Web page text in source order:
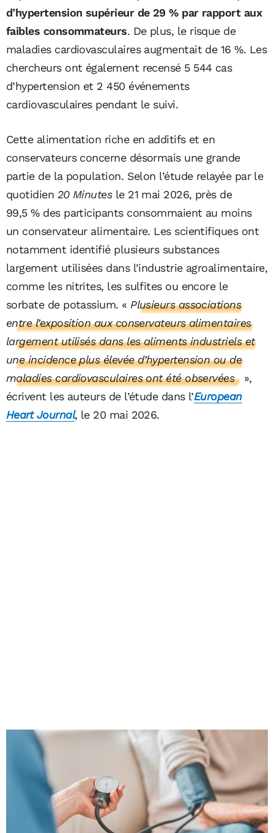
d’hypertension supérieur de 29 % par rapport aux
faibles consommateurs. De plus, le risque de
maladies cardiovasculaires augmentait de 16 %. Les
chercheurs ont également recensé 5 544 cas
d’hypertension et 2 450 événements
cardiovasculaires pendant le suivi.
Cette alimentation riche en additifs et en
conservateurs concerne désormais une grande
partie de la population. Selon l’étude relayée par le
quotidien 20 Minutesle 21 mai 2026, près de
99,5 % des participants consommaient au moins
un conservateur alimentaire. Les scientifiques ont
notamment identifié plusieurs substances
largement utilisées dans l’industrie agroalimentaire,
comme les nitrites, les sulfites ou encore le
sorbate de potassium. « Plusieurs associations
entre l’exposition aux conservateurs alimentaires
largement utilisés dans les aliments industriels et
une incidence plus élevée d’hypertension ou de
maladies cardiovasculaires ont été observées
»,
écrivent les auteurs de l’étude dans l’European
Heart Journal, le 20 mai 2026.